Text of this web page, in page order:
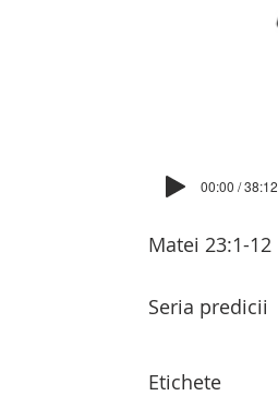
00:00 / 38:12
Matei 23:1-12
Seria predicii
Etichete